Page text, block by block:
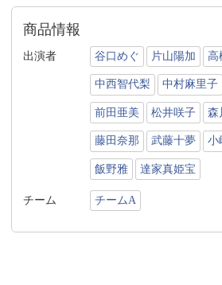
商品情報
出演者 谷口めぐ 片山陽加 高
中西智代梨 中村麻里子
前田亜美 松井咲子 森
藤田奈那 武藤十夢 小
飯野雅 達家真姫宝
チーム チームA